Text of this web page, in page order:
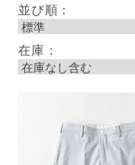
並び順：
在庫：